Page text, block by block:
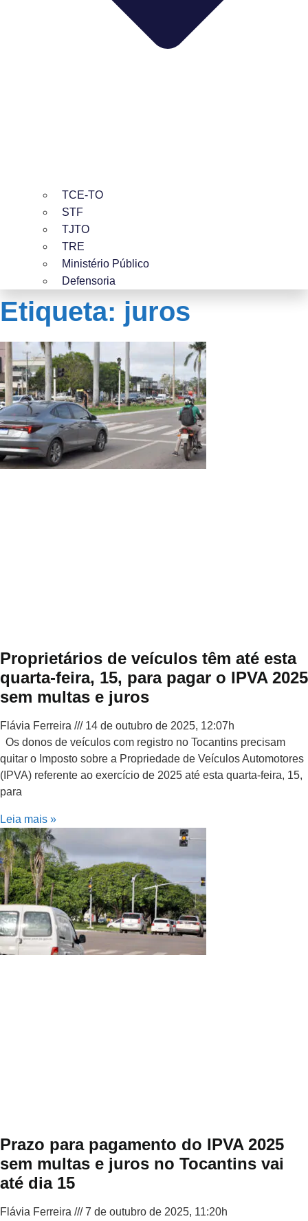
TCE-TO
STF
TJTO
TRE
Ministério Público
Defensoria
Etiqueta: juros
Proprietários de veículos têm até esta
quarta-feira, 15, para pagar o IPVA 2025
sem multas e juros
Flávia Ferreira
14 de outubro de 2025, 12:07h
Os donos de veículos com registro no Tocantins precisam
quitar o Imposto sobre a Propriedade de Veículos Automotores
(IPVA) referente ao exercício de 2025 até esta quarta-feira, 15,
para
Leia mais »
Prazo para pagamento do IPVA 2025
sem multas e juros no Tocantins vai
até dia 15
Flávia Ferreira
7 de outubro de 2025, 11:20h